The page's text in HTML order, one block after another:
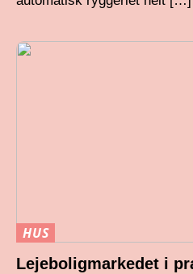
HUS
Lejeboligmarkedet i